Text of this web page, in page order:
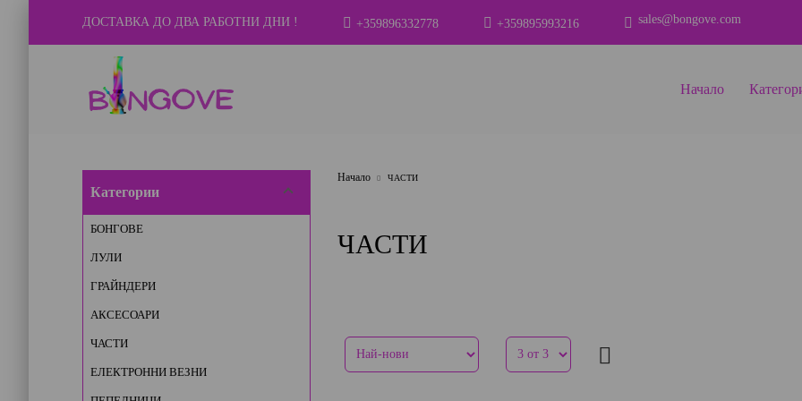
ДОСТАВКА ДО ДВА РАБОТНИ ДНИ ! +359896332778 +359895993216 sales@bongove.com
Начало
Категории
БОНГОВЕ
ЛУЛИ
ГРАЙНДЕРИ
АКСЕСОАРИ
ЧАСТИ
ЕЛЕКТРОННИ ВЕЗНИ
Начало ЧАСТИ
ЧАСТИ